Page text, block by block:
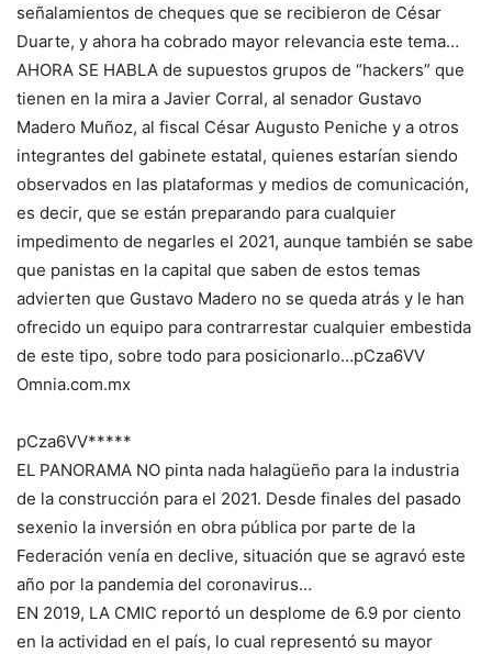
señalamientos de cheques que se recibieron de César
Duarte, y ahora ha cobrado mayor relevancia este tema…
AHORA SE HABLA de supuestos grupos de “hackers” que
tienen en la mira a Javier Corral, al senador Gustavo
Madero Muñoz, al fiscal César Augusto Peniche y a otros
integrantes del gabinete estatal, quienes estarían siendo
observados en las plataformas y medios de comunicación,
es decir, que se están preparando para cualquier
impedimento de negarles el 2021, aunque también se sabe
que panistas en la capital que saben de estos temas
advierten que Gustavo Madero no se queda atrás y le han
ofrecido un equipo para contrarrestar cualquier embestida
de este tipo, sobre todo para posicionarlo…pCza6VV
Omnia.com.mx
pCza6VV*****
EL PANORAMA NO pinta nada halagüeño para la industria
de la construcción para el 2021. Desde finales del pasado
sexenio la inversión en obra pública por parte de la
Federación venía en declive, situación que se agravó este
año por la pandemia del coronavirus…
EN 2019, LA CMIC reportó un desplome de 6.9 por ciento
en la actividad en el país, lo cual representó su mayor